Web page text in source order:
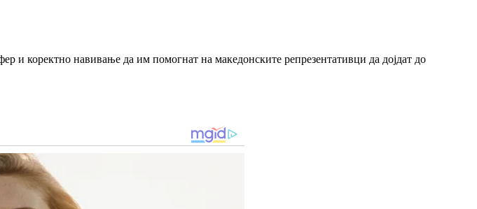
и коректно навивање да им помогнат на македонските репрезентативци да дојдат до